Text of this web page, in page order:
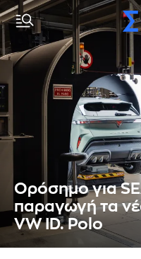
Ορόσημο για
παραγωγή τα
VW ID. Polo